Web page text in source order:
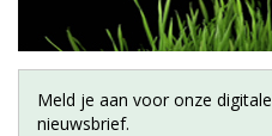
Meld je aan voor onze digitale
nieuwsbrief.